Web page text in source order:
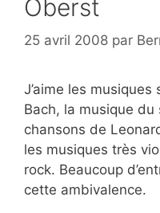
Oberst
25 avril 2008 par
J’aime les
Bach, la musique
chansons de
les musiques très
rock. Beaucoup
cette ambivalence.